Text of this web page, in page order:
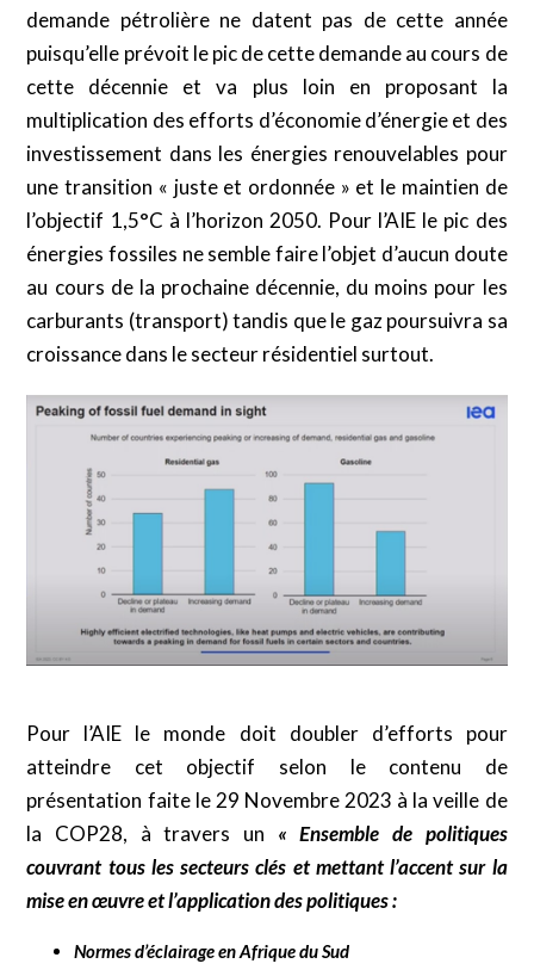
demande pétrolière ne datent pas de cette année
puisqu’elle prévoit le pic de cette demande au cours de
cette décennie et va plus loin en proposant la
multiplication des efforts d’économie d’énergie et des
investissement dans les énergies renouvelables pour
une transition « juste et ordonnée » et le maintien de
l’objectif 1,5°C à l’horizon 2050. Pour l’AIE le pic des
énergies fossiles ne semble faire l’objet d’aucun doute
au cours de la prochaine décennie, du moins pour les
carburants (transport) tandis que le gaz poursuivra sa
croissance dans le secteur résidentiel surtout.
Pour l’AIE le monde doit doubler d’efforts pour
atteindre cet objectif selon le contenu de
présentation faite le 29 Novembre 2023 à la veille de
la COP28, à travers un « Ensemble de politiques
couvrant tous les secteurs clés et mettant l’accent sur la
mise en œuvre et l’application des politiques :
Normes d’éclairage en Afrique du Sud